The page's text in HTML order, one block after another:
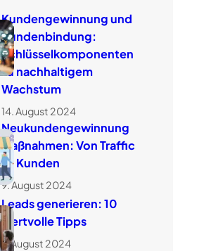
Kundengewinnung und
Kundenbindung:
Schlüsselkomponenten
zu nachhaltigem
Wachstum
14. August 2024
Neukundengewinnung
Maßnahmen: Von Traffic
zu Kunden
9. August 2024
Leads generieren: 10
wertvolle Tipps
7. August 2024